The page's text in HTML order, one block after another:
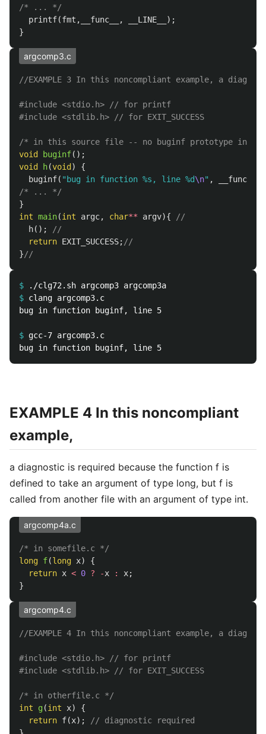
/* ... */
printf(fmt , __func__ , __LINE__
);
}
argcomp3.c
//EXAMPLE 3 In this noncompliant example, a
#include <stdio.h> // for printf
#include <stdlib.h> // for EXIT_SUCCESS
/* in this source file -- no buginf prototype in
void
buginf();
void
h(void )
{
buginf( "bug in function %s, line %d\n" , __func__
/* ... */
}
int main(int argc, char** argv){
//
h();
//
return EXIT_SUCCESS; //
}//
$
$
bug in function buginf, line 5
$
EXAMPLE 4 In this noncompliant
example,
a diagnostic is required because the function f is
defined to take an argument of type long, but f is
called from another file with an argument of type int.
argcomp4a.c
/* in somefile.c */
long f(long x)
{
return x < 0 ? -x : x;
}
argcomp4.c
//EXAMPLE 4 In this noncompliant example, a
#include <stdio.h> // for printf
#include <stdlib.h> // for EXIT_SUCCESS
/* in otherfile.c */
int
g(int x)
{
return f(x);
// diagnostic required